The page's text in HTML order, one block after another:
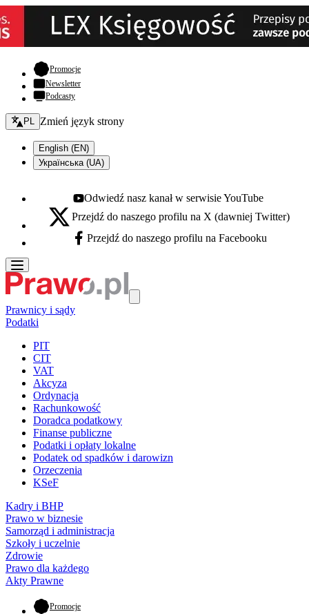
Promocje- otwiera się w nowej karcie
Newsletter
Podcasty
Zmień język - bieżący:
PL Zmień język strony
English (EN)
Українська (UA)
Youtube - otwiera się w nowej karcie
Odwiedź nasz kanał w serwisie YouTube
X - otwiera się w nowej karcie
Przejdź do naszego profilu na X (dawniej Twitter)
Facebook - otwiera się w nowej karcie
Przejdź do naszego profilu na Facebooku
Prawnicy i sądy
Podatki
PIT
CIT
VAT
Akcyza
Ordynacja
Rachunkowość
Doradca podatkowy
Finanse publiczne
Podatki i opłaty lokalne
Podatek od spadków i darowizn
Orzeczenia
KSeF
Kadry i BHP
Prawo w biznesie
Samorząd i administracja
Szkoły i uczelnie
Zdrowie
Prawo dla każdego
Akty Prawne
Promocje- otwiera się w nowej karcie